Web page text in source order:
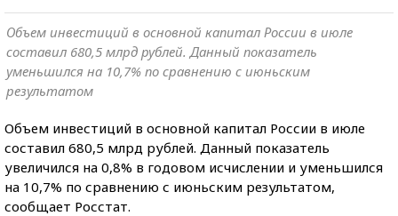
Объем инвестиций в основной капитал России в июле
составил 680,5 млрд рублей. Данный показатель
уменьшился на 10,7% по сравнению с июньским
результатом
Объем инвестиций в основной капитал России в июле
составил 680,5 млрд рублей. Данный показатель
увеличился на 0,8% в годовом исчислении и уменьшился
на 10,7% по сравнению с июньским результатом,
сообщает Росстат.